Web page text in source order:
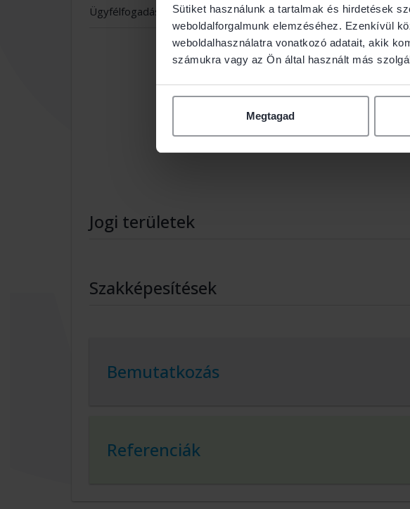
Sütiket használunk a tartalmak és hirdetések
weboldalforgalmunk elemzéséhez. Ezenkívül
weboldalhasználatra vonatkozó adatait, akik
számukra vagy az Ön által használt más
Megtagad
Ügyfélfogadás
Jogi területek
Szakképesítések
Bemutatkozás
Referenciák